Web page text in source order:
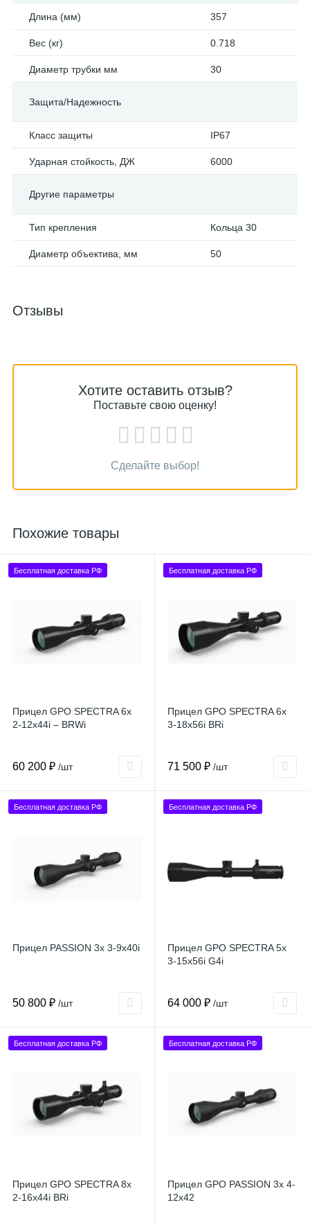
Длина (мм) 357
Вес (кг) 0.718
Диаметр трубки мм 30
Защита/Надежность
Класс защиты IP67
Ударная стойкость, ДЖ 6000
Другие параметры
Тип крепления Кольца 30
Диаметр объектива, мм 50
Отзывы
Хотите оставить отзыв?
Поставьте свою оценку!
Сделайте выбор!
Похожие товары
Бесплатная доставка РФ
Прицел GPO SPECTRA 6x
2-12x44i – BRWi
60 200 ₽ /шт
Бесплатная доставка РФ
Прицел GPO SPECTRA 6x
3-18x56i BRi
71 500 ₽ /шт
Бесплатная доставка РФ
Прицел PASSION 3x 3-9x40i
50 800 ₽ /шт
Бесплатная доставка РФ
Прицел GPO SPECTRA 5x
3-15x56i G4i
64 000 ₽ /шт
Бесплатная доставка РФ
Прицел GPO SPECTRA 8x
2-16x44i BRi
Бесплатная доставка РФ
Прицел GPO PASSION 3x 4-
12x42